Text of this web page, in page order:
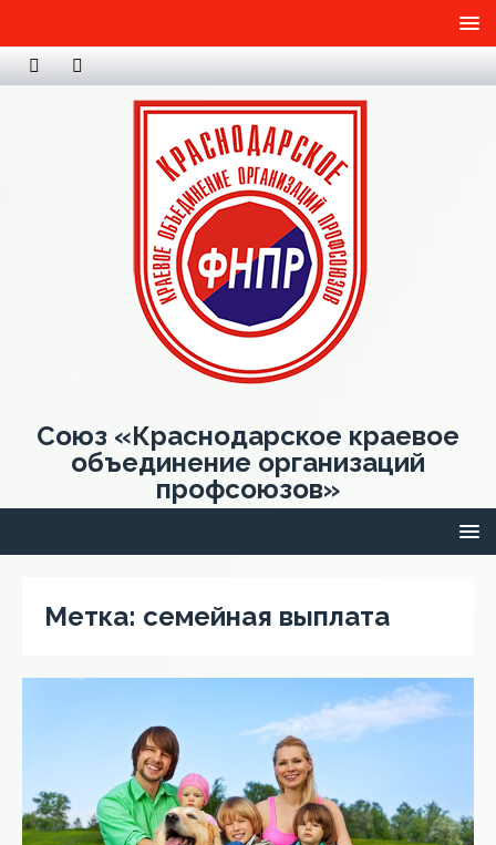
Союз «Краснодарское краевое
объединение организаций
профсоюзов»
Метка: семейная выплата